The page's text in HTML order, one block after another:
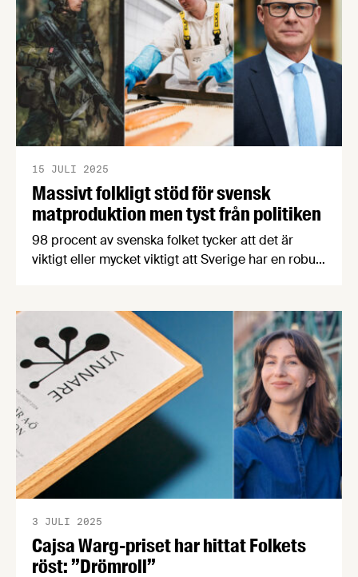
Massivt folkligt stöd för svensk
matproduktion men tyst från politiken
15 JULI 2025
98 procent av svenska folket tycker att det är
viktigt eller mycket viktigt att Sverige har en robust
tycker att politikerna tar frågan om Sveriges
livsmedelsberedskap på allvar, det visar en ny
undersökning från Livsmedelsföretagen.
Cajsa Warg-priset har hittat Folkets
röst: ”Drömroll”
3 JULI 2025